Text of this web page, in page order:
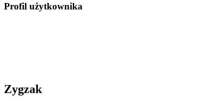
Profil użytkownika
Zygzak